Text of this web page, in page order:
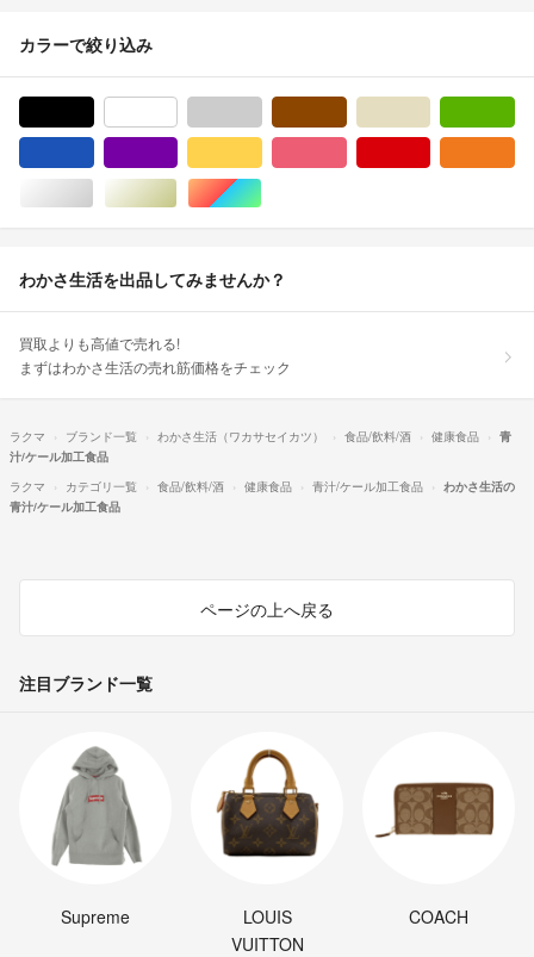
カラーで絞り込み
シルバー/銀色系ゴールド/金色系マルチカラー
わかさ生活を出品してみませんか？
買取よりも高値で売れる!
まずはわかさ生活の売れ筋価格をチェック
ラクマ ブランド一覧 わかさ生活（ワカサセイカツ） 食品/飲料/酒 健康食品
青
汁/ケール加工食品
ラクマ
カテゴリ一覧 食品/飲料/酒 健康食品 青汁/ケール加工食品
わかさ生活の
青汁/ケール加工食品
ページの上へ戻る
注目ブランド一覧
Supreme
LOUIS
VUITTON
COACH